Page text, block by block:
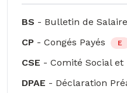
BS - Bulletin de Salaire
CP - Congés Payés E
CSE - Comité Social et
DPAE - Déclaration